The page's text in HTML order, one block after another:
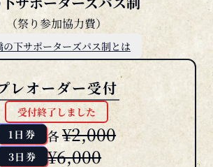
（祭り参加協力費）
橋の下サポーターズパス制とは
受付終了しました
1日券
各¥2,000
3日券 ¥6,000
受付期間